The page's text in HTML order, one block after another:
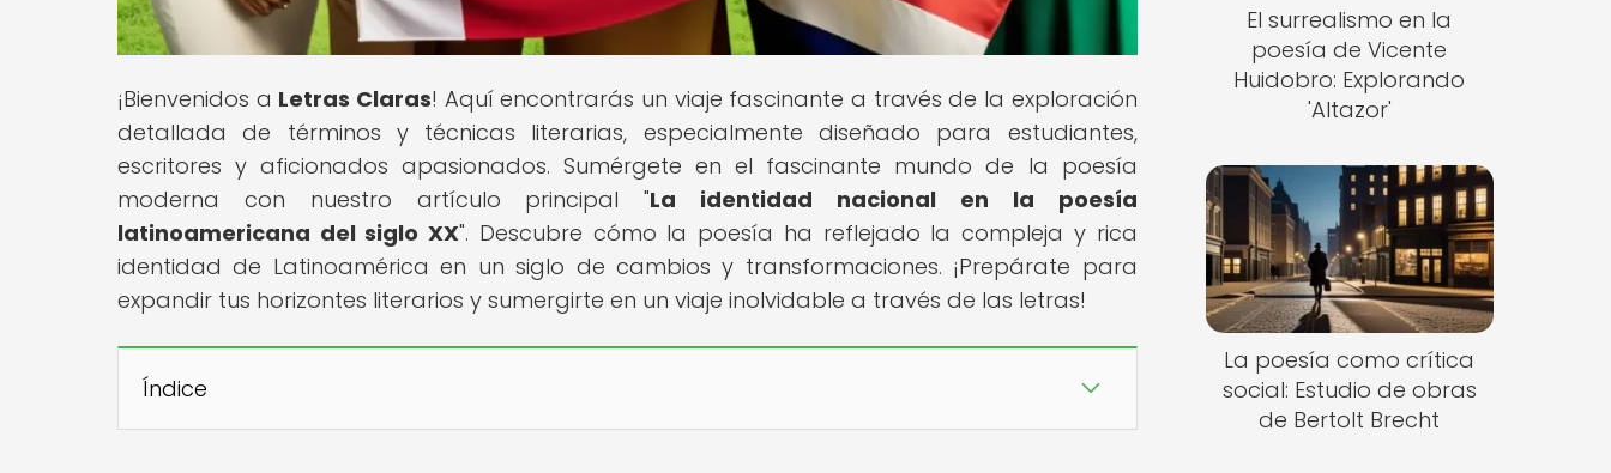
¡Bienvenidos a Letras Claras! Aquí encontrarás un viaje fascinante a través de la exploración
detallada de términos y técnicas literarias, especialmente diseñado para estudiantes,
escritores y aficionados apasionados. Sumérgete en el fascinante mundo de la poesía
moderna con nuestro artículo principal "La identidad nacional en la poesía
latinoamericana del siglo XX". Descubre cómo la poesía ha reflejado la compleja y rica
identidad de Latinoamérica en un siglo de cambios y transformaciones. ¡Prepárate para
expandir tus horizontes literarios y sumergirte en un viaje inolvidable a través de las letras!
Índice
El surrealismo en la
poesía de Vicente
Huidobro: Explorando
'Altazor'
La poesía como crítica
social: Estudio de obras
de Bertolt Brecht